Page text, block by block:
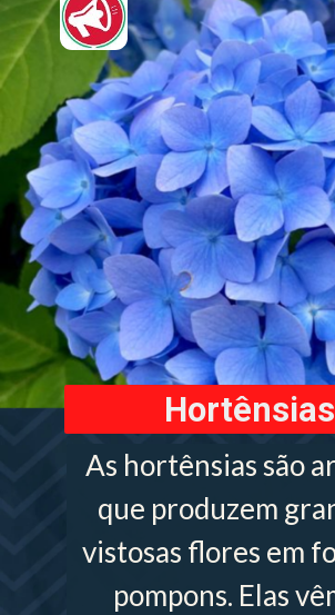
As hortênsias são
que produzem
vistosas flores em
pompons. Elas
Hortênsias